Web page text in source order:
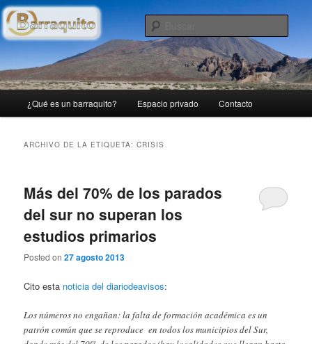
Ir
al
contenido
principal
Ir
al
contenido
secundario(B)arraquito
Blog personal con lo que me apetece publicar…
principal
¿Qué es un barraquito? Espacio privado Contacto
ARCHIVO DE LA ETIQUETA:CRISIS
Más del 70% de los parados
del sur no superan los
estudios primarios
Posted on27 agosto 2013
Cito esta noticia del diariodeavisos:
Los números no engañan: la falta de formación académica es un
patrón común que se reproduce en todos los municipios del Sur,